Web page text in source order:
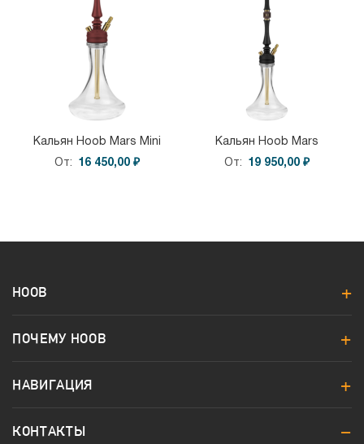
Кальян Hoob Mars Mini
От
16 450,00 ₽
Кальян Hoob Mars
От
19 950,00 ₽
HOOB
ПОЧЕМУ HOOB
НАВИГАЦИЯ
КОНТАКТЫ